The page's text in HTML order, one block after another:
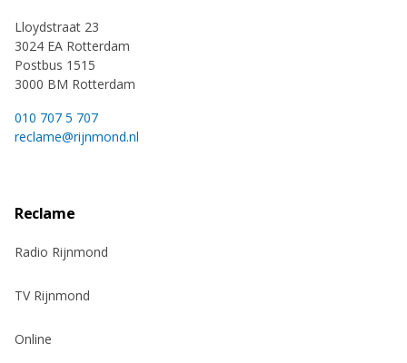
Lloydstraat 23
3024 EA Rotterdam
Postbus 1515
3000 BM Rotterdam
010 707 5 707
reclame@rijnmond.nl
Reclame
Radio Rijnmond
TV Rijnmond
Online